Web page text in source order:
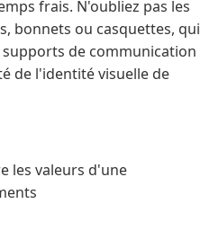
frais. N'oubliez pas les
bonnets ou casquettes, qui
de communication
de l'identité visuelle de
les valeurs d'une